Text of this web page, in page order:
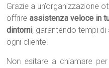
Grazie a un’organizzazione
offrireassistenza veloce in
dintorni, garantendo tempi
ogni cliente!
Non esitare a chiamare